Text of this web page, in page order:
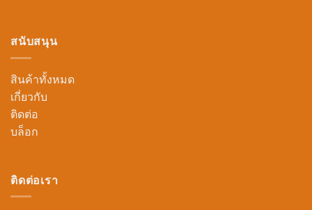
สนับสนุน
สินค้าทั้งหมด
เกี่ยวกับ
ติดต่อ
บล็อก
ติดต่อเรา